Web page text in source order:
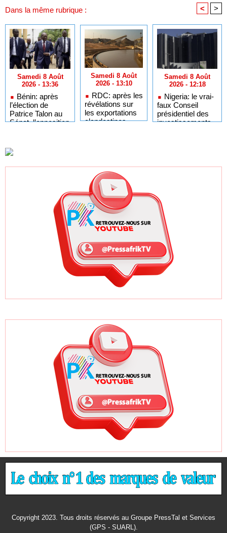
Dans la même rubrique : < >
Samedi 8 Août
2026 - 13:36
Bénin: après
l’élection de
Patrice Talon au
Sénat, l’opposition
«pluralisme»
Samedi 8 Août
2026 - 13:10
RDC: après les
révélations sur
les exportations
clandestines
Samedi 8 Août
2026 - 12:18
Nigeria: le vrai-
faux Conseil
présidentiel des
investissements
un rapport
Copyright 2023. Tous droits réservés au Groupe PressTal et Services
(GPS - SUARL).